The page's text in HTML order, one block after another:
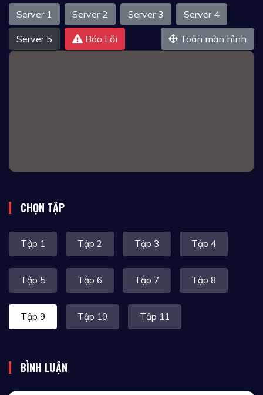
Server 1 Server 2 Server 3 Server 4
Server 5 Báo Lỗi Toàn màn hình
CHỌN TẬP
Tập 1 Tập 2 Tập 3 Tập 4
Tập 5 Tập 6 Tập 7 Tập 8
Tập 9 Tập 10 Tập 11
BÌNH LUẬN